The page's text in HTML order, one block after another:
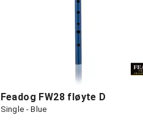
Feadog FW28 fløyte D
Single - Blue